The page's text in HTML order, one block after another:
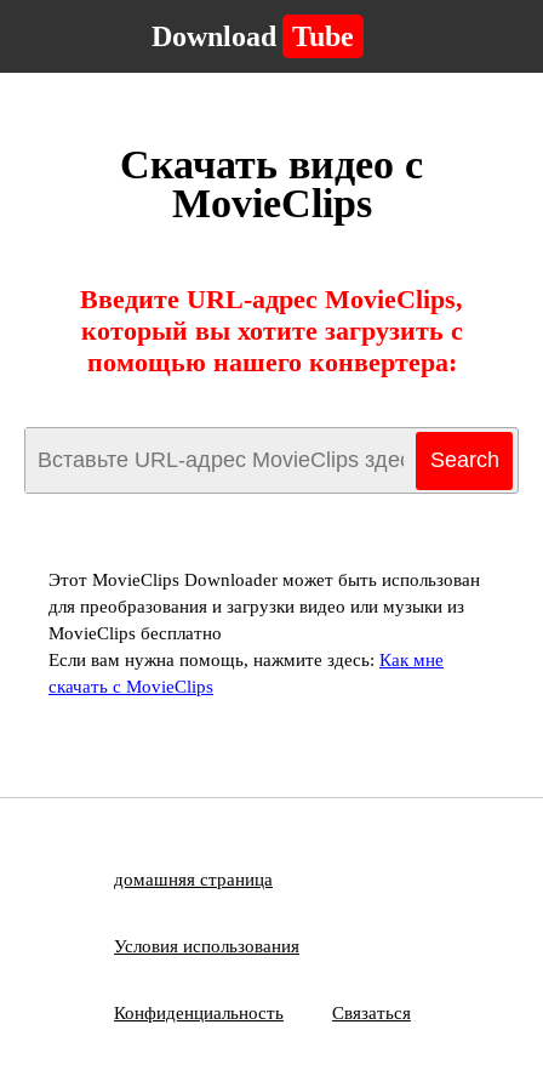
Download Tube
Скачать видео с
MovieClips
Введите URL-адрес MovieClips,
который вы хотите загрузить с
помощью нашего конвертера:
Этот MovieClips Downloader может быть использован
для преобразования и загрузки видео или музыки из
MovieClips бесплатно
Если вам нужна помощь, нажмите здесь: Как мне
скачать с MovieClips
домашняя страница
Условия использования
Конфиденциальность Связаться